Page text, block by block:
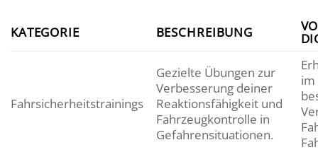
KATEGORIE BESCHREIBUNG
Fahrsicherheitstrainings
Gezielte Übungen zur
Verbesserung deiner
Reaktionsfähigkeit und
Fahrzeugkontrolle in
Gefahrensituationen.
im